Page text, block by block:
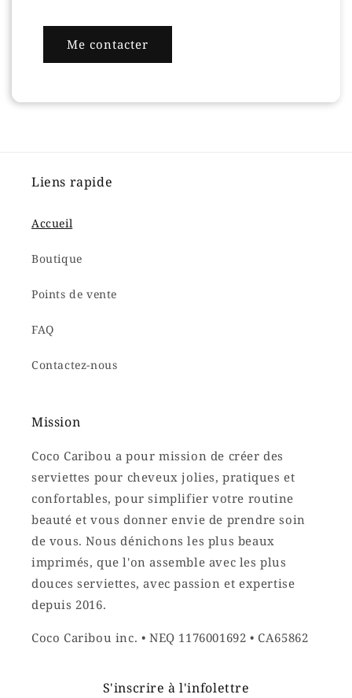
Me contacter
Liens rapide
Accueil
Boutique
Points de vente
FAQ
Contactez-nous
Mission
Coco Caribou a pour mission de créer des
serviettes pour cheveux jolies, pratiques et
confortables, pour simplifier votre routine
beauté et vous donner envie de prendre soin
de vous. Nous dénichons les plus beaux
imprimés, que l'on assemble avec les plus
douces serviettes, avec passion et expertise
depuis 2016.
Coco Caribou inc. • NEQ 1176001692 • CA65862
S'inscrire à l'infolettre